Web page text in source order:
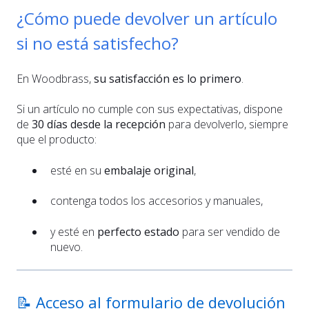
¿Cómo puede devolver un artículo
si no está satisfecho?
En Woodbrass,su satisfacción es lo primero.
Si un artículo no cumple con sus expectativas, dispone
de 30 días desde la recepción para devolverlo, siempre
que el producto:
esté en su embalaje original,
contenga todos los accesorios y manuales,
y esté en perfecto estado para ser vendido de
nuevo.
📝 Acceso al formulario de devolución